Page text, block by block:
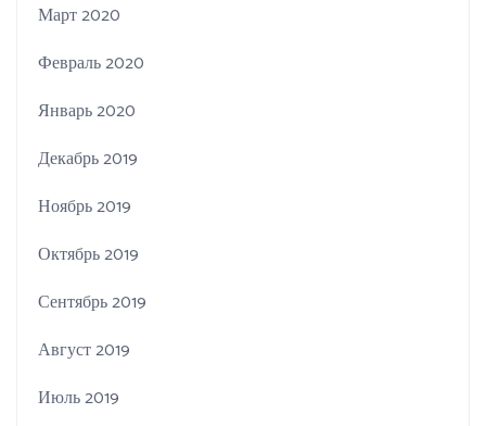
Март 2020
Февраль 2020
Январь 2020
Декабрь 2019
Ноябрь 2019
Октябрь 2019
Сентябрь 2019
Август 2019
Июль 2019